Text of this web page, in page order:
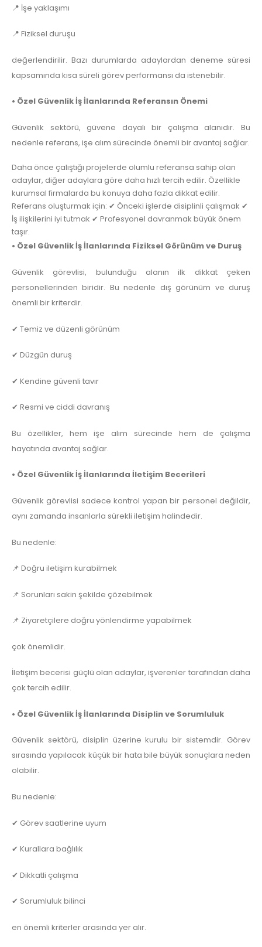
📍 İşe yaklaşımı
📍 Fiziksel duruşu
değerlendirilir. Bazı durumlarda adaylardan deneme süresi
kapsamında kısa süreli görev performansı da istenebilir.
• Özel Güvenlik İş İlanlarında Referansın Önemi
Güvenlik sektörü, güvene dayalı bir çalışma alanıdır. Bu
nedenle referans, işe alım sürecinde önemli bir avantaj sağlar.
Daha önce çalıştığı projelerde olumlu referansa sahip olan
adaylar, diğer adaylara göre daha hızlı tercih edilir. Özellikle
kurumsal firmalarda bu konuya daha fazla dikkat edilir.
Referans oluşturmak için: ✔ Önceki işlerde disiplinli çalışmak ✔
İş ilişkilerini iyi tutmak ✔ Profesyonel davranmak büyük önem
taşır.
• Özel Güvenlik İş İlanlarında Fiziksel Görünüm ve Duruş
Güvenlik görevlisi, bulunduğu alanın ilk dikkat çeken
personellerinden biridir. Bu nedenle dış görünüm ve duruş
önemli bir kriterdir.
✔ Temiz ve düzenli görünüm
✔ Düzgün duruş
✔ Kendine güvenli tavır
✔ Resmi ve ciddi davranış
Bu özellikler, hem işe alım sürecinde hem de çalışma
hayatında avantaj sağlar.
• Özel Güvenlik İş İlanlarında İletişim Becerileri
Güvenlik görevlisi sadece kontrol yapan bir personel değildir,
aynı zamanda insanlarla sürekli iletişim halindedir.
Bu nedenle:
📌 Doğru iletişim kurabilmek
📌 Sorunları sakin şekilde çözebilmek
📌 Ziyaretçilere doğru yönlendirme yapabilmek
çok önemlidir.
İletişim becerisi güçlü olan adaylar, işverenler tarafından daha
çok tercih edilir.
• Özel Güvenlik İş İlanlarında Disiplin ve Sorumluluk
Güvenlik sektörü, disiplin üzerine kurulu bir sistemdir. Görev
sırasında yapılacak küçük bir hata bile büyük sonuçlara neden
olabilir.
Bu nedenle:
✔ Görev saatlerine uyum
✔ Kurallara bağlılık
✔ Dikkatli çalışma
✔ Sorumluluk bilinci
en önemli kriterler arasında yer alır.